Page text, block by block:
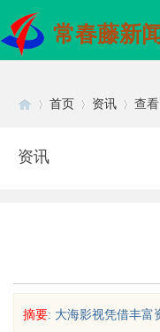
常春藤新
首页 资讯 查
资讯
摘要: 大海影视凭借丰富